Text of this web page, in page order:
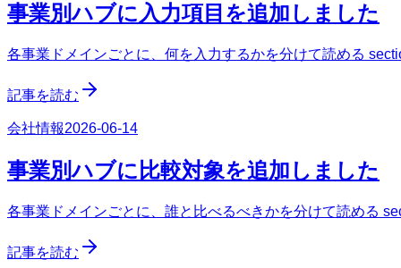
事業別ハブに入力項目を追加しました
各事業ドメインごとに、何を入力するかを分けて読める
記事を読む
会社情報2026-06-14
事業別ハブに比較対象を追加しました
各事業ドメインごとに、誰と比べるべきかを分けて読める
記事を読む